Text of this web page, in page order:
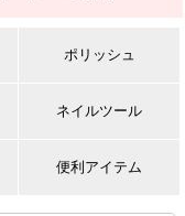
ポリッシュ
ネイルツール
便利アイテム